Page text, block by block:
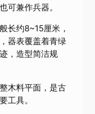
可兼作兵器。
长约8~15厘米，
器表覆盖着青绿
，造型简洁规
木料平面，是古
工具。